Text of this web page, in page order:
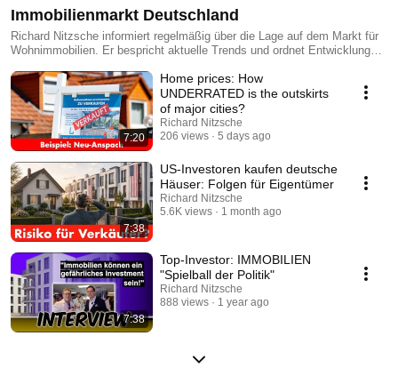
Immobilienmarkt Deutschland
Richard Nitzsche informiert regelmäßig über die Lage auf dem Markt für
Wohnimmobilien. Er bespricht aktuelle Trends und ordnet Entwicklungen
7:20
Home prices: How
UNDERRATED is the outskirts
of major cities?
Richard Nitzsche
206 views
5 days ago
7:38
US-Investoren kaufen deutsche
Häuser: Folgen für Eigentümer
Richard Nitzsche
5.6K views
1 month ago
7:38
Top-Investor: IMMOBILIEN
"Spielball der Politik"
Richard Nitzsche
888 views
1 year ago